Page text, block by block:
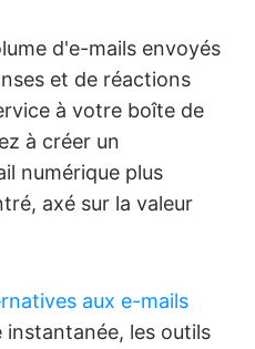
d'e-mails envoyés
et de réactions
à votre boîte de
à créer un
numérique plus
axé sur la valeur
aux e-mails
instantanée, les outils